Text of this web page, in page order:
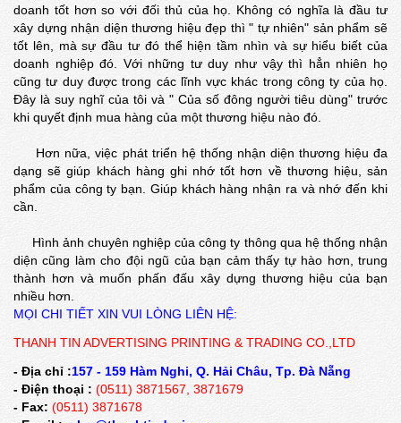
doanh tốt hơn so với đối thủ của họ. Không có nghĩa là đầu tư
xây dựng nhận diện thương hiệu đẹp thì " tự nhiên" sản phẩm sẽ
tốt lên, mà sự đầu tư đó thể hiện tầm nhìn và sự hiểu biết của
doanh nghiệp đó. Với những tư duy như vậy thì hẳn nhiên họ
cũng tư duy được trong các lĩnh vực khác trong công ty của họ.
Đây là suy nghĩ của tôi và " Của số đông người tiêu dùng" trước
khi quyết định mua hàng của một thương hiệu nào đó.
Hơn nữa, việc phát triển hệ thống nhận diện thương hiệu đa
dạng sẽ giúp khách hàng ghi nhớ tốt hơn về thương hiệu, sản
phẩm của công ty bạn. Giúp khách hàng nhận ra và nhớ đến khi
cần.
Hình ảnh chuyên nghiệp của công ty thông qua hệ thống nhận
diện cũng làm cho đội ngũ của bạn cảm thấy tự hào hơn, trung
thành hơn và muốn phấn đấu xây dựng thương hiệu của bạn
nhiều hơn.
MỌI CHI TIẾT XIN VUI LÒNG LIÊN HỆ:
THANH TIN ADVERTISING PRINTING & TRADING CO.,LTD
- Địa chỉ :157 - 159 Hàm Nghi, Q. Hải Châu, Tp. Đà Nẵng
- Điện thoại : (0511) 3871567, 3871679
- Fax: (0511) 3871678